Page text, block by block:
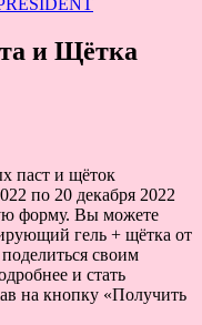
и Щётка
паст и щёток
по 20 декабря 2022
форму. Вы можете
гель + щётка от
своим
и стать
на кнопку «Получить